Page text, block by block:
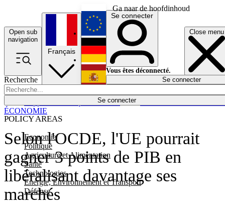
Ga naar de hoofdinhoud
Open sub
navigation
Close menu
Recherche
Se connecter
POLICY AREAS
Economie
Politique
Agriculture et Alimentation
Santé
Technologies
Energie, Environnement et Transport
Défense
Économie
Français
English
Deutsch
Español
Se connecter
Vous êtes déconnecté.
Se connecter
Selon l'OCDE, l'UE pourrait
gagner 3 points de PIB en
libéralisant davantage ses
marchés
ÉCONOMIE